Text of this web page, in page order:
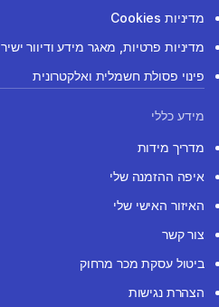
מדיניות Cookies
מדיניות פרטיות, מאגר מידע ודיוור ישיר
פינוי פסולת חשמלית ואלקטרונית
מידע כללי
מדריך מידות
איפה ההזמנה שלי
האיזור האישי שלי
צור קשר
ביטול עסקת מכר מרחוק
הצהרת נגישות